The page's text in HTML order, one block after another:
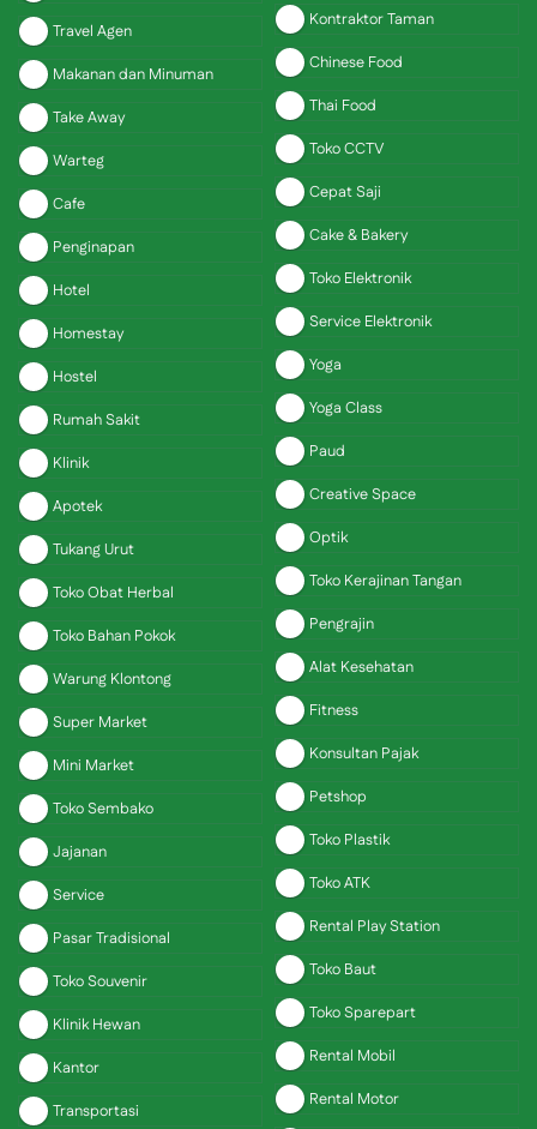
Travel Agen
Makanan dan Minuman
Take Away
Warteg
Cafe
Penginapan
Hotel
Homestay
Hostel
Rumah Sakit
Klinik
Apotek
Tukang Urut
Toko Obat Herbal
Toko Bahan Pokok
Warung Klontong
Super Market
Mini Market
Toko Sembako
Jajanan
Service
Pasar Tradisional
Toko Souvenir
Klinik Hewan
Kantor
Transportasi
Kontraktor Taman
Chinese Food
Thai Food
Toko CCTV
Cepat Saji
Cake & Bakery
Toko Elektronik
Service Elektronik
Yoga
Yoga Class
Paud
Creative Space
Optik
Toko Kerajinan Tangan
Pengrajin
Alat Kesehatan
Fitness
Konsultan Pajak
Petshop
Toko Plastik
Toko ATK
Rental Play Station
Toko Baut
Toko Sparepart
Rental Mobil
Rental Motor